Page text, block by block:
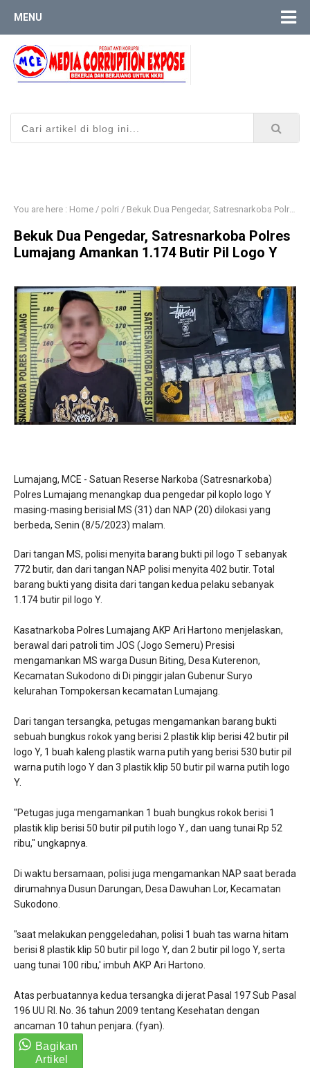
MENU
You are here : Home / polri / Bekuk Dua Pengedar, Satresnarkoba Polres Lumajang Amankan 1.174 Butir Pil Logo Y
Bekuk Dua Pengedar, Satresnarkoba Polres
Lumajang Amankan 1.174 Butir Pil Logo Y
Lumajang, MCE - Satuan Reserse Narkoba (Satresnarkoba)
Polres Lumajang menangkap dua pengedar pil koplo logo Y
masing-masing berisial MS (31) dan NAP (20) dilokasi yang
berbeda, Senin (8/5/2023) malam.
Dari tangan MS, polisi menyita barang bukti pil logo T sebanyak
772 butir, dan dari tangan NAP polisi menyita 402 butir. Total
barang bukti yang disita dari tangan kedua pelaku sebanyak
1.174 butir pil logo Y.
Kasatnarkoba Polres Lumajang AKP Ari Hartono menjelaskan,
berawal dari patroli tim JOS (Jogo Semeru) Presisi
mengamankan MS warga Dusun Biting, Desa Kuterenon,
Kecamatan Sukodono di Di pinggir jalan Gubenur Suryo
kelurahan Tompokersan kecamatan Lumajang.
Dari tangan tersangka, petugas mengamankan barang bukti
sebuah bungkus rokok yang berisi 2 plastik klip berisi 42 butir pil
logo Y, 1 buah kaleng plastik warna putih yang berisi 530 butir pil
warna putih logo Y dan 3 plastik klip 50 butir pil warna putih logo
Y.
"Petugas juga mengamankan 1 buah bungkus rokok berisi 1
plastik klip berisi 50 butir pil putih logo Y., dan uang tunai Rp 52
ribu," ungkapnya.
Di waktu bersamaan, polisi juga mengamankan NAP saat berada
dirumahnya Dusun Darungan, Desa Dawuhan Lor, Kecamatan
Sukodono.
"saat melakukan penggeledahan, polisi 1 buah tas warna hitam
berisi 8 plastik klip 50 butir pil logo Y, dan 2 butir pil logo Y, serta
uang tunai 100 ribu,' imbuh AKP Ari Hartono.
Atas perbuatannya kedua tersangka di jerat Pasal 197 Sub Pasal
196 UU RI. No. 36 tahun 2009 tentang Kesehatan dengan
ancaman 10 tahun penjara. (fyan).